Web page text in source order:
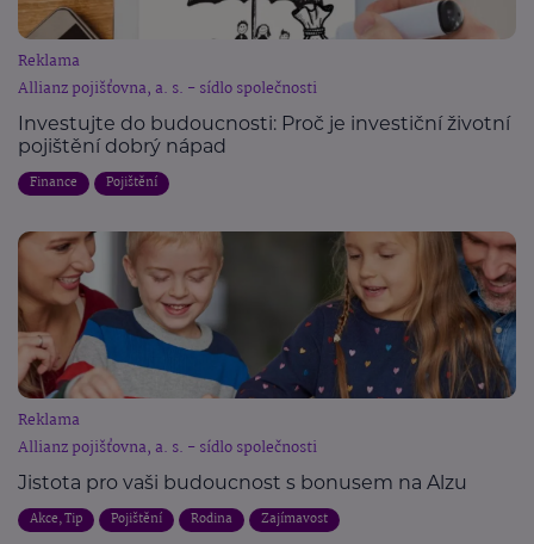
Reklama
Allianz pojišťovna, a. s. - sídlo společnosti
Investujte do budoucnosti: Proč je investiční životní
pojištění dobrý nápad
Finance Pojištění
Reklama
Allianz pojišťovna, a. s. - sídlo společnosti
Jistota pro vaši budoucnost s bonusem na Alzu
Akce, Tip Pojištění Rodina Zajímavost